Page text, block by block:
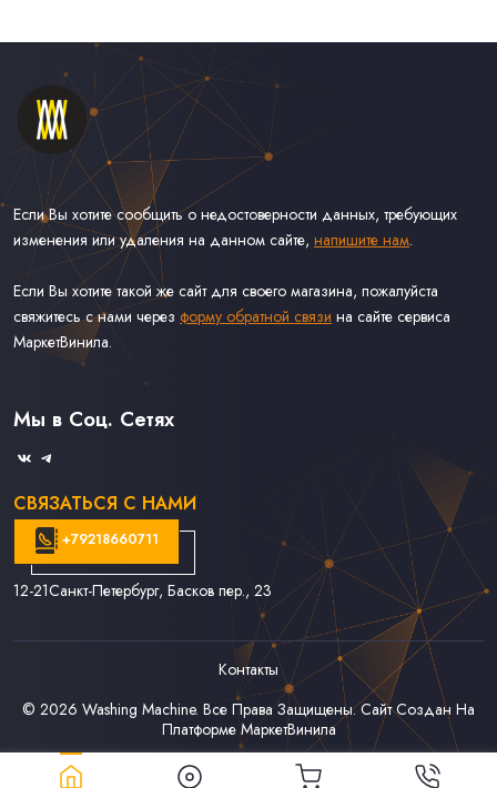
Если Вы хотите сообщить о недостоверности данных, требующих
изменения или удаления на данном сайте, напишите нам.
Если Вы хотите такой же сайт для своего магазина, пожалуйста
свяжитесь с нами через форму обратной связи на сайте сервиса
МаркетВинила.
Каталог Винила, CD и Кассет
Доставка и Оплата
Связаться С Нами
Мы в Соц. Сетях
СВЯЗАТЬСЯ С НАМИ
+79218660711
12-21Санкт-Петербург, Басков пер., 23
Контакты
© 2026 Washing Machine. Все Права Защищены. Сайт Создан На
Платформе МаркетВинила